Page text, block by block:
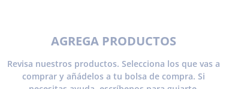
AGREGA PRODUCTOS
Revisa nuestros productos. Selecciona los que vas a
comprar y añádelos a tu bolsa de compra. Si